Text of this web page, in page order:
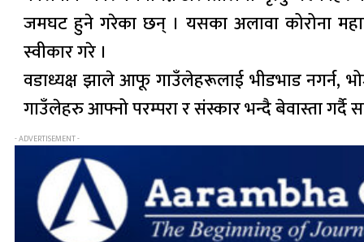
जमघट हुने गरेका छन् । यसका अलावा कोरोना
स्वीकार गरे ।
वडाध्यक्ष झाले आफू गाउँलेहरूलाई भीडभाड नगर्न,
गाउँलेहरु आफ्नो परम्परा र संस्कार भन्दै बेवास्ता गर्दै
- ADVERTISEMENT -